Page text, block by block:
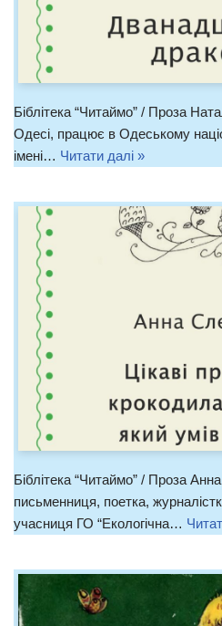
Біблітека “Читаймо” / Проза
Одесі, працює в Одеському
імені… Читати далі »
Біблітека “Читаймо” / Проза
письменниця, поетка,
учасниця ГО “Екологічна…